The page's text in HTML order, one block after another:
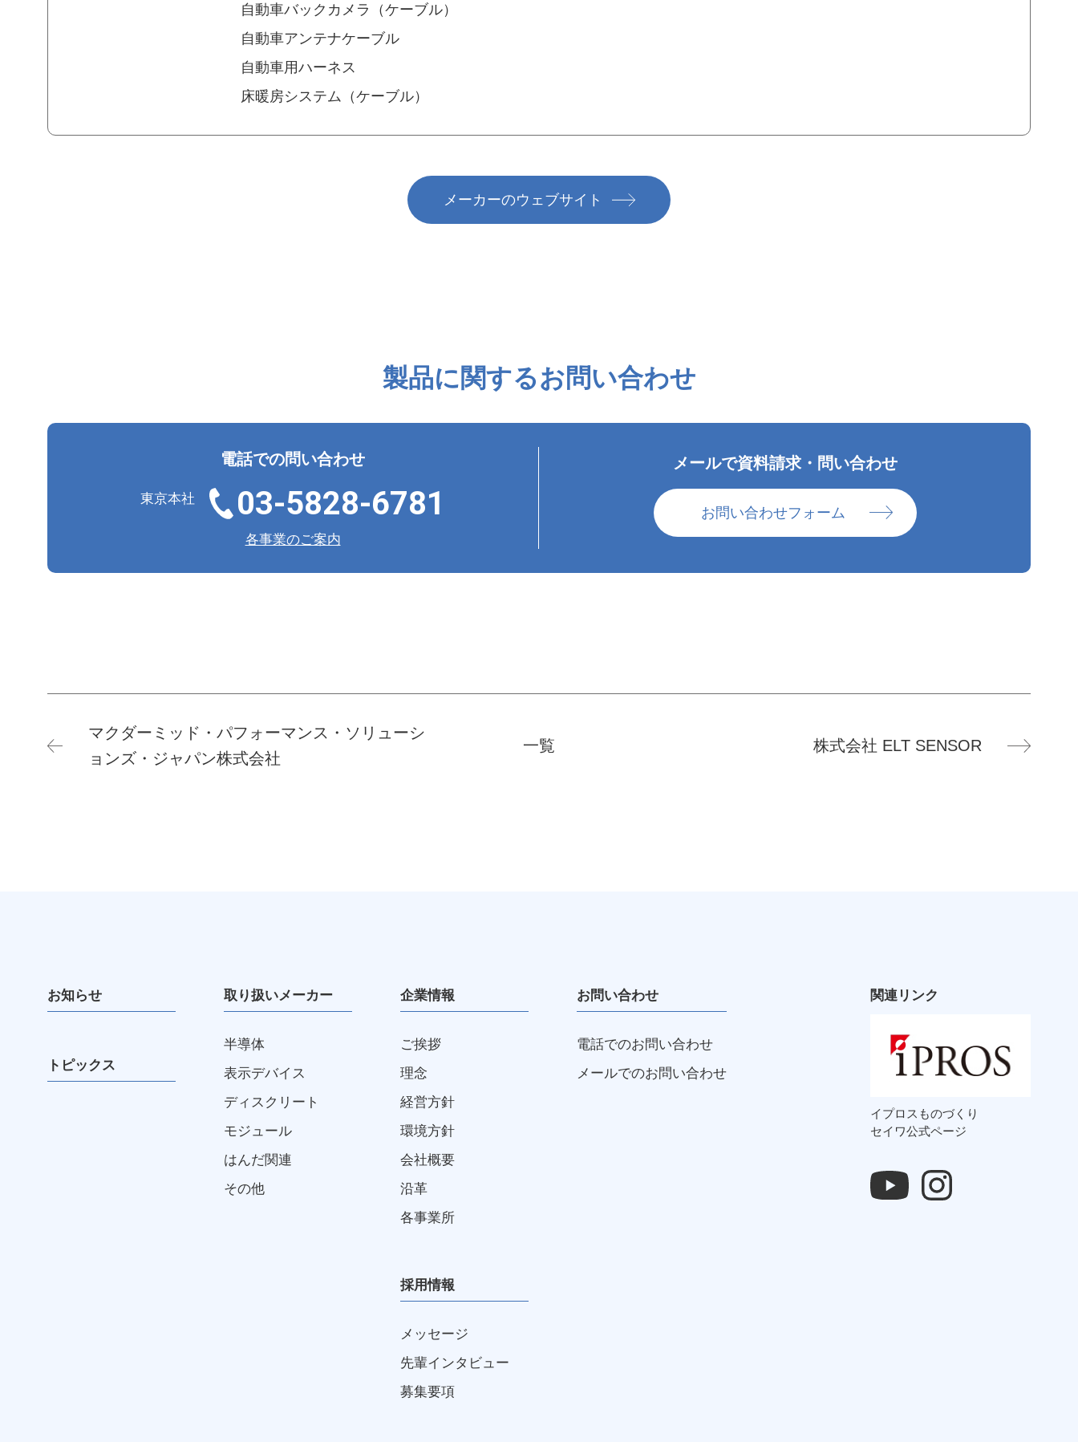
自動車バックカメラ（ケーブル）
自動車アンテナケーブル
自動車用ハーネス
床暖房システム（ケーブル）
メーカーのウェブサイト
製品に関するお問い合わせ
電話での問い合わせ
東京本社 03-5828-6781
各事業のご案内
メールで資料請求・問い合わせ
お問い合わせフォーム
マクダーミッド・パフォーマンス・ソリューシ
ョンズ・ジャパン株式会社
一覧 株式会社 ELT SENSOR
お知らせ
トピックス
取り扱いメーカー
半導体
表示デバイス
ディスクリート
モジュール
はんだ関連
その他
企業情報
ご挨拶
理念
経営方針
環境方針
会社概要
沿革
各事業所
採用情報
メッセージ
先輩インタビュー
募集要項
お問い合わせ
電話でのお問い合わせ
メールでのお問い合わせ
関連リンク
イプロスものづくり
セイワ公式ページ